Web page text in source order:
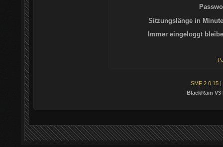
Sitzungslänge in
Immer eingeloggt
SMF 2.0.15 |
BlackRain V3